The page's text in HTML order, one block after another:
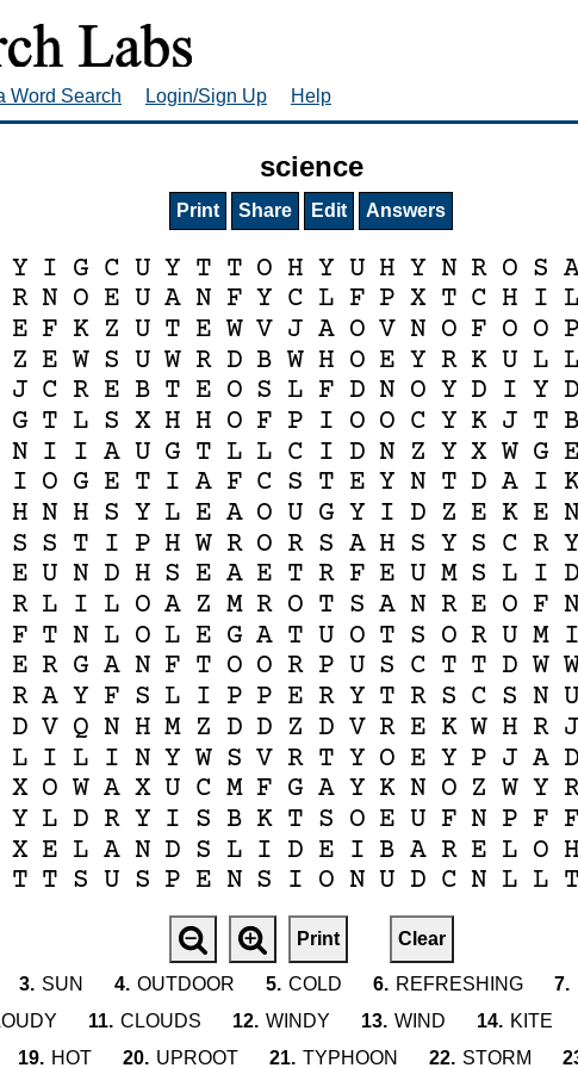
Word Search Login/Sign Up Help
science
Print Share Edit Answers
Y I G C U Y T T O H Y U H Y N R O S
R N O E U A N F Y C L F P X T C H I L
E F K Z U T E W V J A O V N O F O O P
Z E W S U W R D B W H O E Y R K U L L
J C R E B T E O S L F D N O Y D I Y D
G T L S X H H O F P I O O C Y K J T B
N I I A U G T L L C I D N Z Y X W G E
I O G E T I A F C S T E Y N T D A I
H N H S Y L E A O U G Y I D Z E K E N
S S T I P H W R O R S A H S Y S C R Y
E U N D H S E A E T R F E U M S L I D
R L I L O A Z M R O T S A N R E O F N
F T N L O L E G A T U O T S O R U M I
E R G A N F T O O R P U S C T T D W
R A Y F S L I P P E R Y T R S C S N U
D V Q N H M Z D D Z D V R E K W H R J
L I L I N Y W S V R T Y O E Y P J A D
X O W A X U C M F G A Y K N O Z W Y
Y L D R Y I S B K T S O E U F N P F F
X E L A N D S L I D E I B A R E L O H
T T S U S P E N S I O N U D C N L L T
Print Clear
3. SUN 4. OUTDOOR 5. COLD 6. REFRESHING 7.
11. CLOUDS 12. WINDY 13. WIND 14. KITE
19. HOT 20. UPROOT 21. TYPHOON 22. STORM